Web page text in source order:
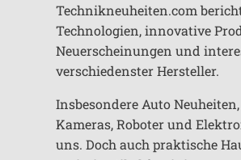
Technikneuheiten.com
Technologien, innovative
Neuerscheinungen und
verschiedenster Hersteller.
Insbesondere Auto
Kameras, Roboter und
uns. Doch auch praktische